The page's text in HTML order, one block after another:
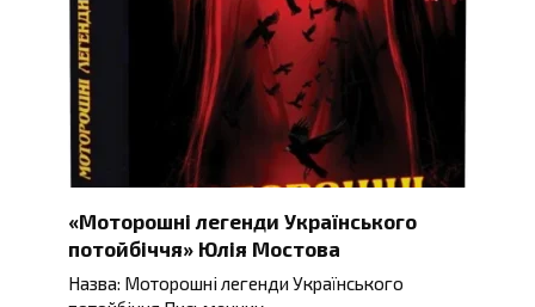
«Моторошні легенди Українського
потойбіччя» Юлія Мостова
Назва: Моторошні легенди Українського